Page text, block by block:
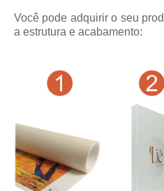
Você pode adquirir o seu
a estrutura e acabamento: